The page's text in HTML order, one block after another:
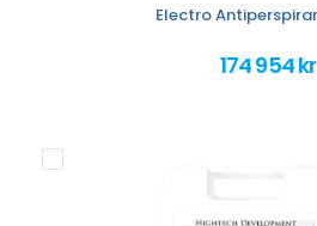
Electro
174 954 kr